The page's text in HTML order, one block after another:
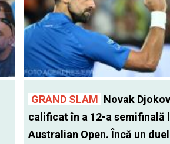
GRAND SLAM Novak
calificat în a 12-a semifinală
Australian Open. Încă un duel